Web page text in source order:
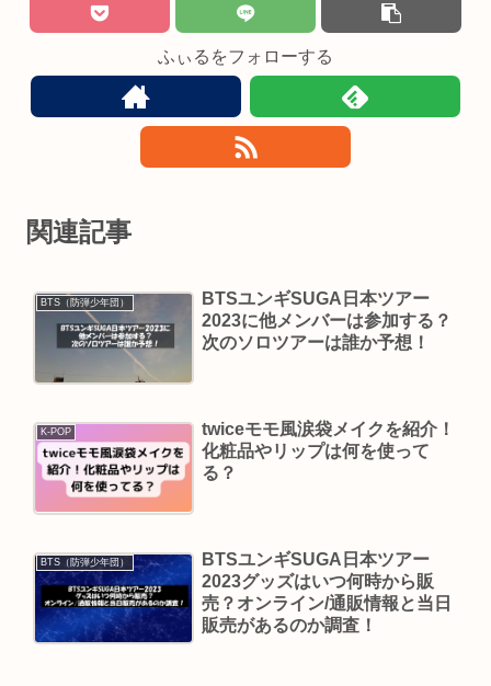
ふぃるをフォローする
関連記事
BTS（防弾少年団）
BTSユンギSUGA日本ツアー
2023に他メンバーは参加する？
次のソロツアーは誰か予想！
K-POP
twiceモモ風涙袋メイクを紹介！
化粧品やリップは何を使って
る？
BTS（防弾少年団）
BTSユンギSUGA日本ツアー
2023グッズはいつ何時から販
売？オンライン/通販情報と当日
販売があるのか調査！